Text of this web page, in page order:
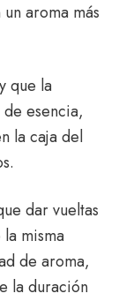
aroma más
que la
esencia,
la caja del
dar vueltas
misma
de aroma,
la duración